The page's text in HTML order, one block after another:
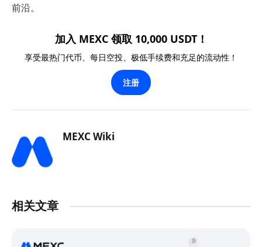
前沿。
加入 MEXC 领取 10,000 USDT！
享受最热门代币、每日空投、极低手续费和充足的流动性！
注册
MEXC Wiki
相关文章